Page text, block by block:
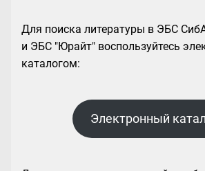
Для поиска литературы в ЭБС
и ЭБС "Юрайт" воспользуйтесь
каталогом:
Электронный